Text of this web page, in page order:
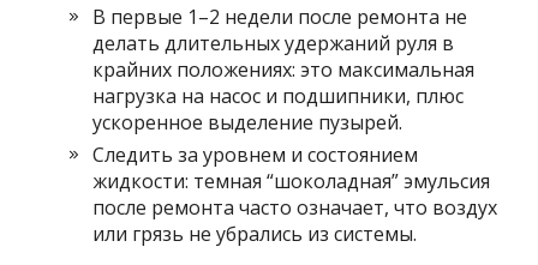
В первые 1–2 недели после ремонта не
делать длительных удержаний руля в
крайних положениях: это максимальная
нагрузка на насос и подшипники, плюс
ускоренное выделение пузырей.
Следить за уровнем и состоянием
жидкости: темная “шоколадная” эмульсия
после ремонта часто означает, что воздух
или грязь не убрались из системы.